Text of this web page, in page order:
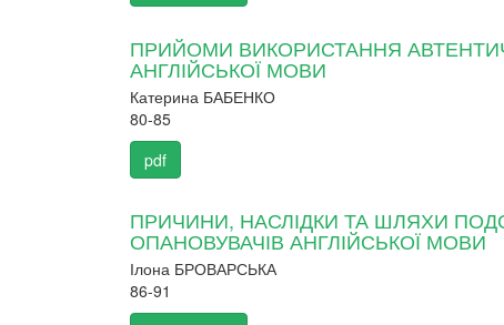
ПРИЙОМИ ВИКОРИСТАННЯ
АНГЛІЙСЬКОЇ МОВИ
Катерина БАБЕНКО
80-85
pdf
ПРИЧИНИ, НАСЛІДКИ ТА ШЛЯХИ
ОПАНОВУВАЧІВ АНГЛІЙСЬКОЇ МОВИ
Ілона БРОВАРСЬКА
86-91